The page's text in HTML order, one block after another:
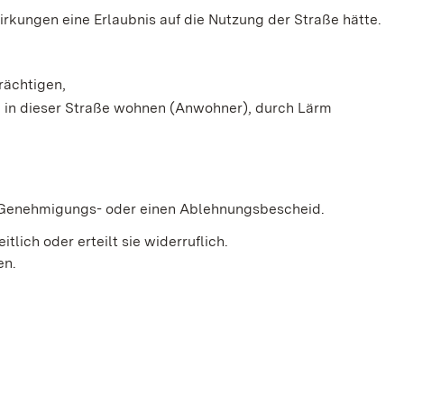
eine Erlaubnis auf die Nutzung der Straße hätte.
dieser Straße wohnen (Anwohner), durch Lärm
oder einen Ablehnungsbescheid.
oder erteilt sie widerruflich.